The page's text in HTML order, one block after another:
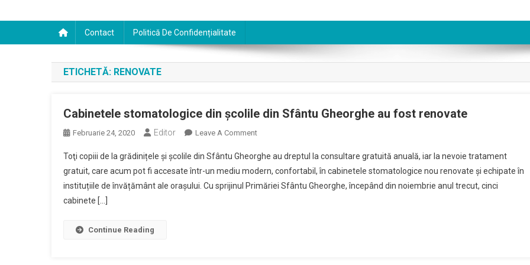
Contact Politică De Confidențialitate
ETICHETĂ: RENOVATE
Cabinetele stomatologice din şcolile din Sfântu Gheorghe au fost renovate
Februarie 24, 2020 Editor Leave A CommentOn
Stomatologice
Din
Şcolile
Toţi copiii de la grădinițele și școlile din Sfântu Gheorghe au dreptul la consultare gratuită anuală, iar la nevoie tratament
gratuit, care acum pot fi accesate într-un mediu modern, confortabil, în cabinetele stomatologice nou renovate şi echipate în
instituțiile de învățământ ale orașului. Cu sprijinul Primăriei Sfântu Gheorghe, începând din noiembrie anul trecut, cinci
cabinete […]
Continue Reading